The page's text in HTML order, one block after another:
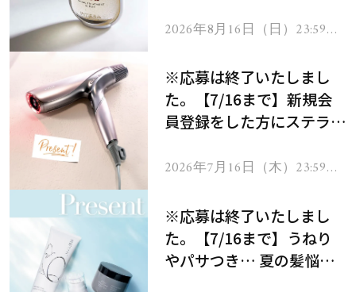
2026年8月16日（日）23:59ま
※応募は終了いたしまし
た。【7/16まで】新規会
員登録をした方にステラボ
ヘアドライヤー ジュエル
2026年7月16日（木）23:59ま
※応募は終了いたしまし
た。【7/16まで】うねり
やパサつき… 夏の髪悩み